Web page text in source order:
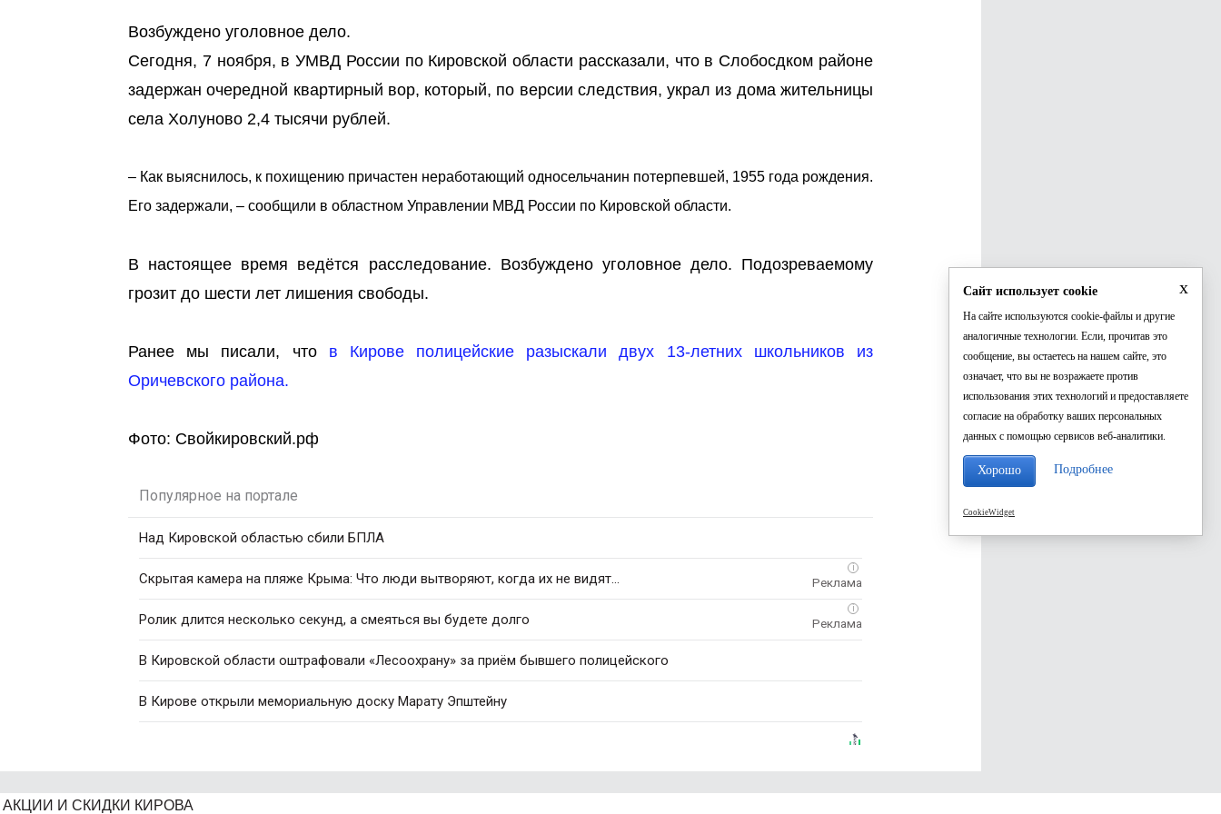
Возбуждено уголовное дело.
Сегодня, 7 ноября, в УМВД России по Кировской области рассказали, что в Слобосдком районе
задержан очередной квартирный вор, который, по версии следствия, украл из дома жительницы
села Холуново 2,4 тысячи рублей.
– Как выяснилось, к похищению причастен неработающий односельчанин потерпевшей, 1955 года рождения.
Его задержали, – сообщили в областном Управлении МВД России по Кировской области.
В настоящее время ведётся расследование. Возбуждено уголовное дело. Подозреваемому
грозит до шести лет лишения свободы.
Ранее мы писали, что в Кирове полицейские разыскали двух 13-летних школьников из
Оричевского района.
Фото: Свойкировский.рф
Популярное на портале
Над Кировской областью сбили БПЛА
i
Скрытая камера на пляже Крыма: Что люди вытворяют, когда их не видят...
i
Ролик длится несколько секунд, а смеяться вы будете долго
В Кировской области оштрафовали «Лесоохрану» за приём бывшего полицейского
В Кирове открыли мемориальную доску Марату Эпштейну
АКЦИИ И СКИДКИ КИРОВА
x
Сайт использует cookie
На сайте используются cookie-файлы и другие
аналогичные технологии. Если, прочитав это
сообщение, вы остаетесь на нашем сайте, это
означает, что вы не возражаете против
использования этих технологий и предоставляете
согласие на обработку ваших персональных
данных с помощью сервисов веб-аналитики.
Хорошо Подробнее
CookieWidget